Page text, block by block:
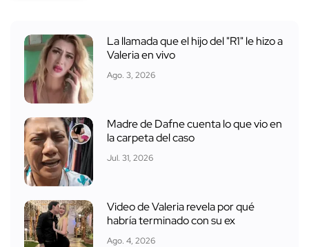
La llamada que el hijo del "R1" le hizo a
Valeria en vivo
Ago. 3, 2026
Madre de Dafne cuenta lo que vio en
la carpeta del caso
Jul. 31, 2026
Video de Valeria revela por qué
habría terminado con su ex
Ago. 4, 2026